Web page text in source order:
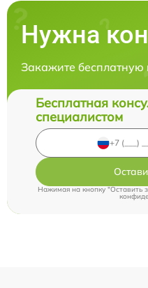
Нужна
Закажите бесплатную
Бесплатная
специалистом
Нажимая на кнопку "Оставить